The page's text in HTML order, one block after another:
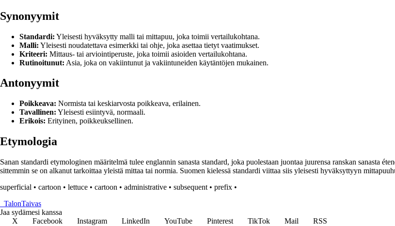
Synonyymit
Standardi: Yleisesti hyväksytty malli tai mittapuu, joka toimii vertailukohtana.
Malli: Yleisesti noudatettava esimerkki tai ohje, joka asettaa tietyt vaatimukset.
Kriteeri: Mittaus- tai arviointiperuste, joka toimii asioiden vertailukohtana.
Rutinoitunut: Asia, joka on vakiintunut ja vakiintuneiden käytäntöjen mukainen.
Antonyymit
Poikkeava: Normista tai keskiarvosta poikkeava, erilainen.
Tavallinen: Yleisesti esiintyvä, normaali.
Erikois: Erityinen, poikkeuksellinen.
Etymologia
Sanan standardi etymologinen määritelmä tulee englannin sanasta standard, joka puolestaan juontaa juurensa ranskan sanasta
sittemmin se on alkanut tarkoittaa yleistä mittaa tai normia. Suomen kielessä standardi viittaa siis yleisesti hyväksyttyyn
superficial • cartoon • lettuce • cartoon • administrative • subsequent • prefix •
TalonTaivas
Jaa sydämesi kanssa
X
Facebook Instagram LinkedIn YouTube Pinterest TikTok Mail
RSS